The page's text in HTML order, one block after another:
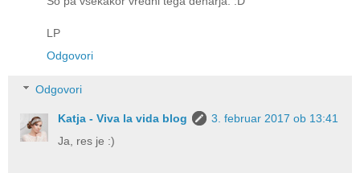
LP
Odgovori
Odgovori
Katja - Viva la vida blog
3. februar 2017 ob 13:41
Ja, res je :)